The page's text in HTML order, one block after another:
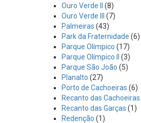
Ouro Verde II
(8)
Ouro Verde III
(7)
Palmeiras (43)
Park da Fraternidade (6)
Parque Olímpico (17)
Parque Olímpico II
(3)
Parque São João (5)
Planalto (27)
Porto de Cachoeiras (6)
Recanto das Cachoeiras
Recanto das Garças (1)
Redenção (1)